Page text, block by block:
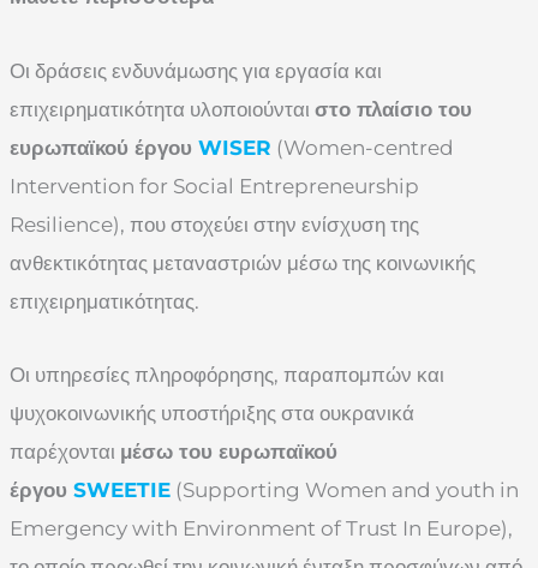
Οι δράσεις ενδυνάμωσης για εργασία και
επιχειρηματικότητα υλοποιούνται στο πλαίσιο του
ευρωπαϊκού έργου WISER (Women-centred
Intervention for Social Entrepreneurship
Resilience), που στοχεύει στην ενίσχυση της
ανθεκτικότητας μεταναστριών μέσω της κοινωνικής
επιχειρηματικότητας.
Οι υπηρεσίες πληροφόρησης, παραπομπών και
ψυχοκοινωνικής υποστήριξης στα ουκρανικά
παρέχονται μέσω του ευρωπαϊκού
έργου SWEETIE (Supporting Women and youth in
Emergency with Environment of Trust In Europe),